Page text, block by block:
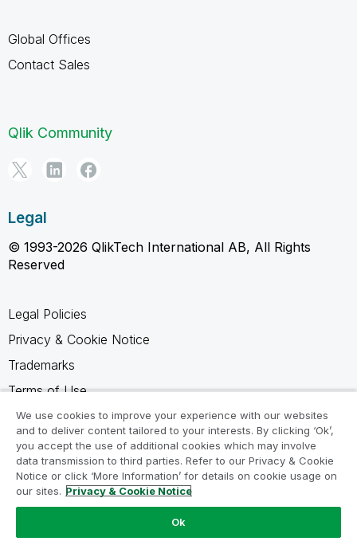
Global Offices
Contact Sales
Qlik Community
Legal
© 1993-2026 QlikTech International AB, All Rights
Reserved
Legal Policies
Privacy & Cookie Notice
Trademarks
Terms of Use
Legal Agreements
Product Terms
Do not share my info
We use cookies to improve your experience with our websites
and to deliver content tailored to your interests. By clicking ‘Ok’,
you accept the use of additional cookies which may involve
data transmission to third parties. Refer to our Privacy & Cookie
Notice or click ‘More Information’ for details on cookie usage on
our sites. Privacy & Cookie Notice
Ok